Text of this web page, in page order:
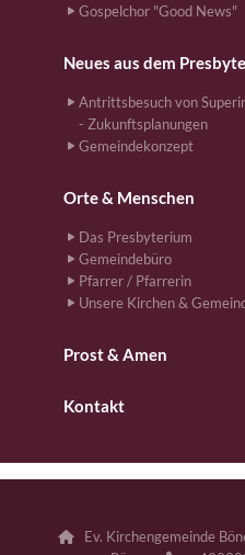
Gospelchor "Good News"
Neues aus dem
Antrittsbesuch von
- Zukunftsplanungen
Gemeindekonzept
Orte & Menschen
Das Presbyterium
Gemeindebüro
Pfarrer / Pfarrerin
Unsere Kirchen &
Prost & Amen
Kontakt
Ev. Kirchengemeinde